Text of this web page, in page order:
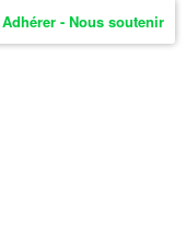
Adhérer - Nous soutenir